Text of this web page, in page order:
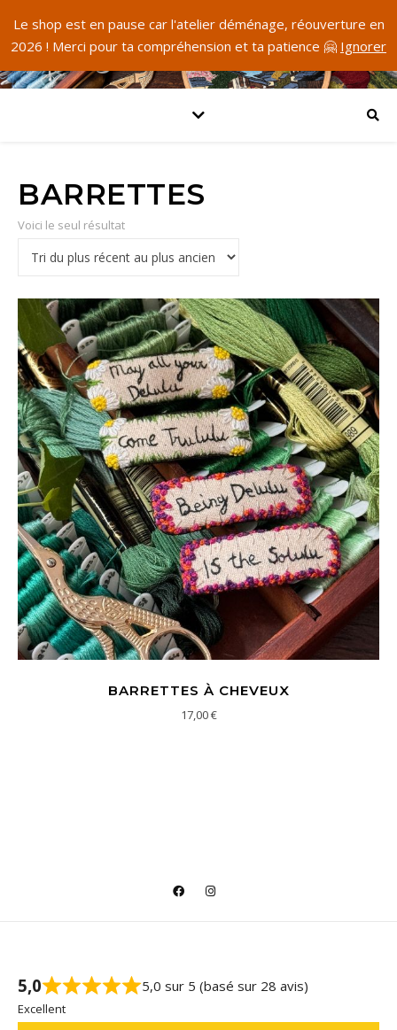
Le shop est en pause car l'atelier déménage, réouverture en
2026 ! Merci pour ta compréhension et ta patience 🤗 Ignorer
BARRETTES
Voici le seul résultat
BARRETTES À CHEVEUX
17,00€
5,0 5,0 sur 5 (basé sur 28 avis)
Excellent